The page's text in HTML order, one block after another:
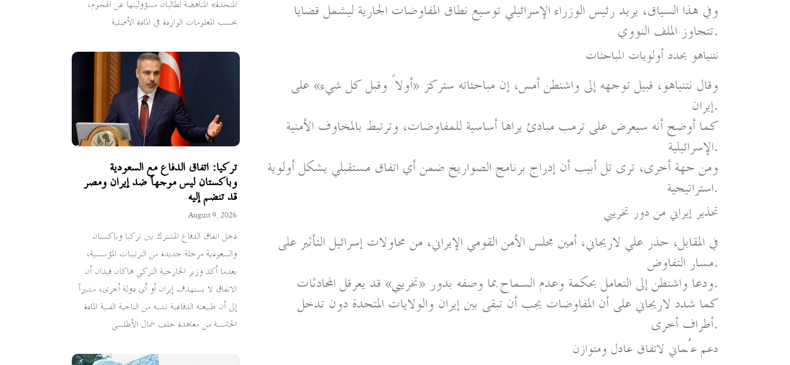
المتحدة» المناهضة لطالبان مسؤوليتها عن الهجوم،
بحسب المعلومات الواردة في المادة الأصلية
تركيا: اتفاق الدفاع مع السعودية
وباكستان ليس موجهاً ضد إيران ومصر
قد تنضم إليه
August 9, 2026
دخل اتفاق الدفاع المشترك بين تركيا وباكستان
والسعودية مرحلة جديدة من الترتيبات المؤسسية،
بعدما أكد وزير الخارجية التركي هاكان فيدان أن
الاتفاق لا يستهدف إيران أو أي دولة أخرى، مشيراً
إلى أن طبيعته الدفاعية تشبه من الناحية الفنية المادة
الخامسة من معاهدة حلف شمال الأطلسي
وفي هذا السياق، يريد رئيس الوزراء الإسرائيلي توسيع نطاق المفاوضات الجارية ليشمل قضايا
تتجاوز الملف النووي.
نتنياهو يحدد أولويات المباحثات
وقال نتنياهو، قبيل توجهه إلى واشنطن أمس، إن مباحثاته ستركز «أولاً وقبل كل شيء» على
إيران.
كما أوضح أنه سيعرض على ترمب مبادئ يراها أساسية للمفاوضات، وترتبط بالمخاوف الأمنية
الإسرائيلية.
ومن جهة أخرى، ترى تل أبيب أن إدراج برنامج الصواريخ ضمن أي اتفاق مستقبلي يشكل أولوية
استراتيجية.
تحذير إيراني من دور تخريبي
في المقابل، حذر علي لاريجاني، أمين مجلس الأمن القومي الإيراني، من محاولات إسرائيل التأثير على
مسار التفاوض.
ودعا واشنطن إلى التعامل بحكمة وعدم السماح بما وصفه بدور «تخريبي» قد يعرقل المحادثات.
كما شدد لاريجاني على أن المفاوضات يجب أن تبقى بين إيران والولايات المتحدة دون تدخل
أطراف أخرى.
دعم عُماني لاتفاق عادل ومتوازن